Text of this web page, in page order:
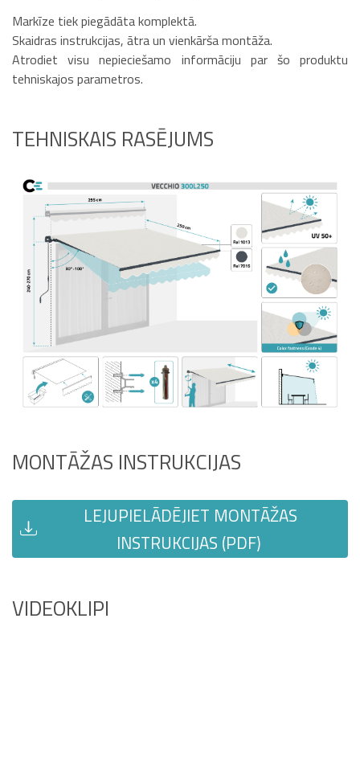
Markīze tiek piegādāta komplektā.
Skaidras instrukcijas, ātra un vienkārša montāža.
Atrodiet visu nepieciešamo informāciju par šo produktu
tehniskajos parametros.
TEHNISKAIS RASĒJUMS
MONTĀŽAS INSTRUKCIJAS
LEJUPIELĀDĒJIET MONTĀŽAS
INSTRUKCIJAS (PDF)
VIDEOKLIPI